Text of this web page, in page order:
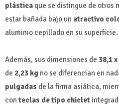
plástica que se distingue de otros
estar bañada bajo un atractivo
aluminio cepillado en su superficie.
Además, sus dimensiones de 38,1
de 2,23 kg no se diferencian en
pulgadas de la firma asiática,
conteclas de tipo chiclet